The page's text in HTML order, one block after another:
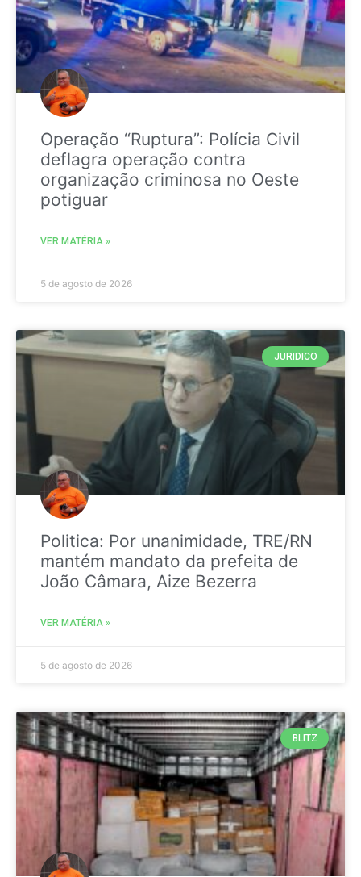
Operação “Ruptura”: Polícia Civil
deflagra operação contra
organização criminosa no Oeste
potiguar
VER MATÉRIA »
5 de agosto de 2026
JURIDICO
Politica: Por unanimidade, TRE/RN
mantém mandato da prefeita de
João Câmara, Aize Bezerra
VER MATÉRIA »
5 de agosto de 2026
BLITZ